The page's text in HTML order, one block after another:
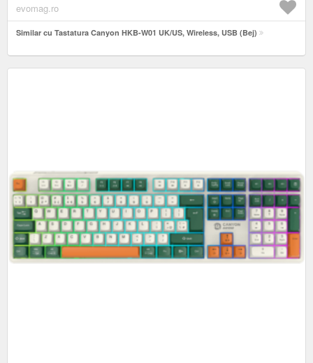
evomag.ro
Similar cu Tastatura Canyon HKB-W01 UK/US, Wireless, USB (Bej)